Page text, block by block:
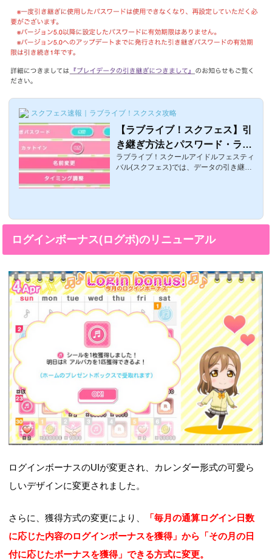
スクフェス速報｜ラブライブ！スクスタ攻略
【ラブライブ！スクフェス】引
き継ぎ方法とパスワード・ラブ
カストーンの注意点
ラブライブ！スクールアイドルフェスティ
バル(スクフェス)では、データの引き継ぎ
わけで、今回はスクフェスの攻略情報に置
ド」のやり方と注意点を説明します。引き
す。同じOS同士なら、以下で説明する方法
が一番ラクですが、異なるOS「iPhone→A
ndroid...
ログインボーナス(ログボ)のリニューアル
ログインボーナスのUIが変更され、カレンダー形式の可愛ら
しいデザインに変更されました。
さらに、獲得方式の変更により、
「毎月の通算ログイン日数
に応じた内容のログインボーナスを獲得」から「その月の日
付に応じたボーナスを獲得」できる方式に変更。